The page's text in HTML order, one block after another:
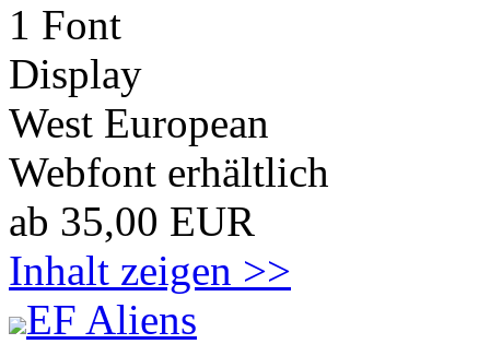
1 Font
Display
West European
Webfont erhältlich
ab 35,00 EUR
Inhalt zeigen >>
EF Aliens